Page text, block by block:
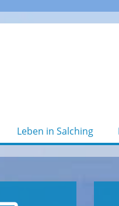
Leben in Salching